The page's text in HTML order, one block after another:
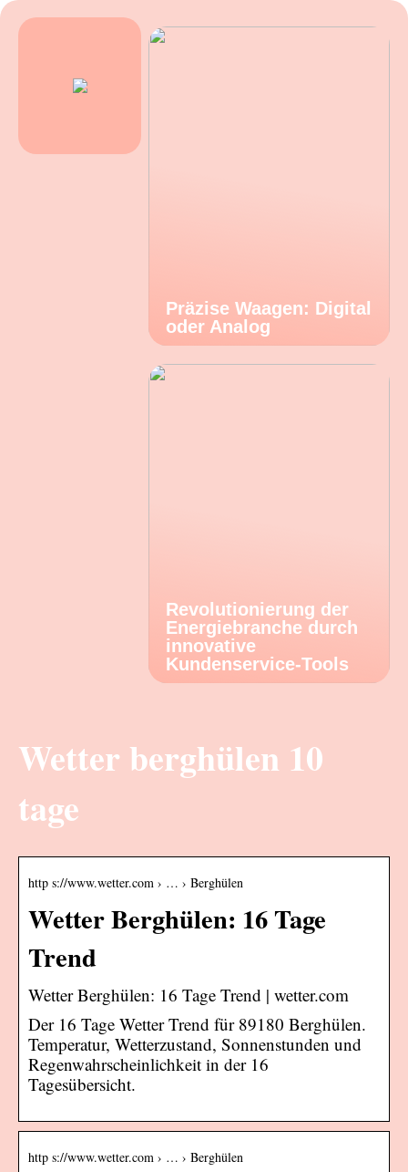
Präzise Waagen: Digital
oder Analog
Revolutionierung der
Energiebranche durch
innovative
Kundenservice-Tools
Wetter berghülen 10
tage
http s://www.wetter.com › … › Berghülen
Wetter Berghülen: 16 Tage
Trend
Wetter Berghülen: 16 Tage Trend | wetter.com
Der 16 Tage Wetter Trend für 89180 Berghülen.
Temperatur, Wetterzustand, Sonnenstunden und
Regenwahrscheinlichkeit in der 16
Tagesübersicht.
http s://www.wetter.com › … › Berghülen